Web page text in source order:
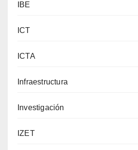
IBE
ICT
ICTA
Infraestructura
Investigación
IZET